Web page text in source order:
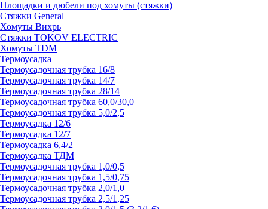
Площадки и дюбели под хомуты (стяжки)
Стяжки General
Хомуты Вихрь
Стяжки TOKOV ELECTRIC
Хомуты TDM
Термоусадка
Термоусадочная трубка 16/8
Термоусадочная трубка 14/7
Термоусадочная трубка 28/14
Термоусадочная трубка 60,0/30,0
Термоусадочная трубка 5,0/2,5
Термоусадка 12/6
Термоусадка 12/7
Термоусадка 6,4/2
Термоусадка ТДМ
Термоусадочная трубка 1,0/0,5
Термоусадочная трубка 1,5/0,75
Термоусадочная трубка 2,0/1,0
Термоусадочная трубка 2,5/1,25